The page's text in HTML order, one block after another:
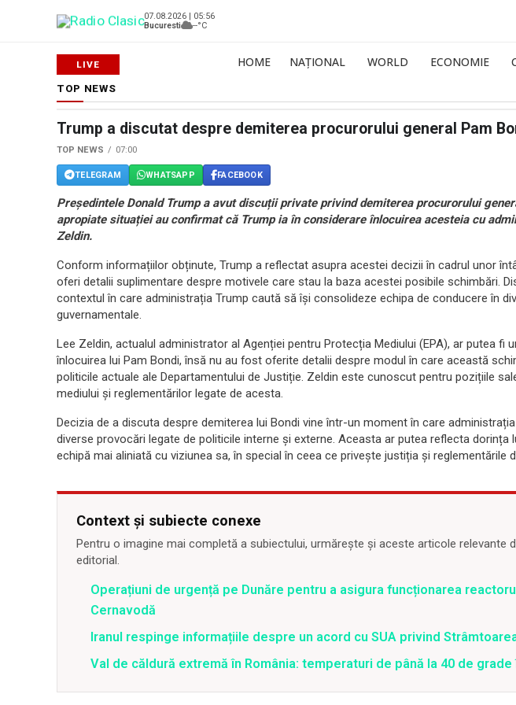
07.08.2026 | 05:56
Bucuresti
--°C
HOME NAȚIONAL WORLD ECONOMIE
TOP NEWS
Trump a discutat despre demiterea procurorului general Pam
TOP NEWS 07:00
TELEGRAM WHATSAPP FACEBOOK
Președintele Donald Trump a avut discuții private privind demiterea procurorului
apropiate situației au confirmat că Trump ia în considerare înlocuirea acesteia cu
Zeldin.
Conform informațiilor obținute, Trump a reflectat asupra acestei decizii în cadrul unor
oferi detalii suplimentare despre motivele care stau la baza acestei posibile schimbări.
contextul în care administrația Trump caută să își consolideze echipa de conducere în
guvernamentale.
Lee Zeldin, actualul administrator al Agenției pentru Protecția Mediului (EPA), ar putea fi
înlocuirea lui Pam Bondi, însă nu au fost oferite detalii despre modul în care această
politicile actuale ale Departamentului de Justiție. Zeldin este cunoscut pentru pozițiile
mediului și reglementărilor legate de acesta.
Decizia de a discuta despre demiterea lui Bondi vine într-un moment în care
diverse provocări legate de politicile interne și externe. Aceasta ar putea reflecta dorința
echipă mai aliniată cu viziunea sa, în special în ceea ce privește justiția și reglementările
Context și subiecte conexe
Pentru o imagine mai completă a subiectului, urmărește și aceste articole relevante
editorial.
Operațiuni de urgență pe Dunăre pentru a asigura funcționarea
Cernavodă
Iranul respinge informațiile despre un acord cu SUA privind
Val de căldură extremă în România: temperaturi de până la 40 de grade